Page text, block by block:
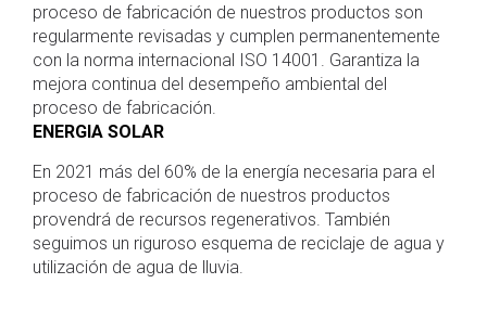
proceso de fabricación de nuestros productos son
regularmente revisadas y cumplen permanentemente
con la norma internacional ISO 14001. Garantiza la
mejora continua del desempeño ambiental del
proceso de fabricación.
ENERGIA SOLAR
En 2021 más del 60% de la energía necesaria para el
proceso de fabricación de nuestros productos
provendrá de recursos regenerativos. También
seguimos un riguroso esquema de reciclaje de agua y
utilización de agua de lluvia.